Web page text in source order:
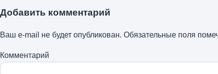
Добавить комментарий
Ваш e-mail не будет опубликован. Обязательные поля
Комментарий